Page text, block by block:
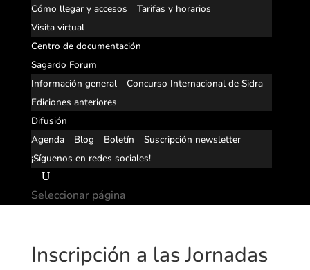
Cómo llegar y accesos
Tarifas y horarios
Visita virtual
Centro de documentación
Sagardo Forum
Información general
Concurso Internacional de Sidra
Ediciones anteriores
Difusión
Agenda
Blog Boletín
Suscripción newsletter
¡Síguenos en redes sociales!
Seleccionar página
Inscripción a las Jornadas